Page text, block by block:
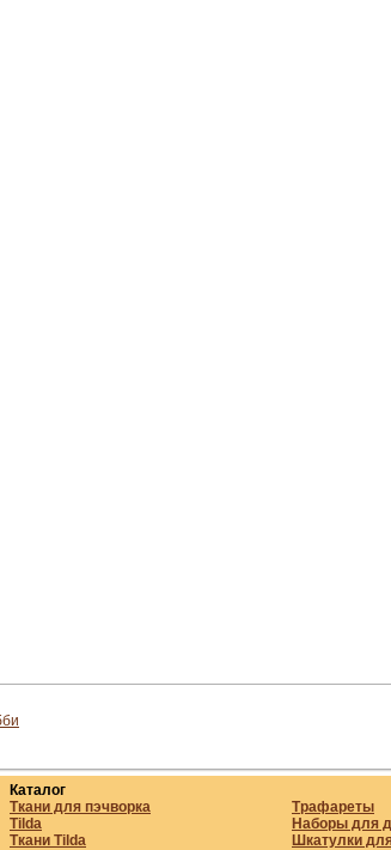
Каталог
Ткани для пэчворка
Tilda
Ткани Tilda
Трафареты
Наборы для
Шкатулки